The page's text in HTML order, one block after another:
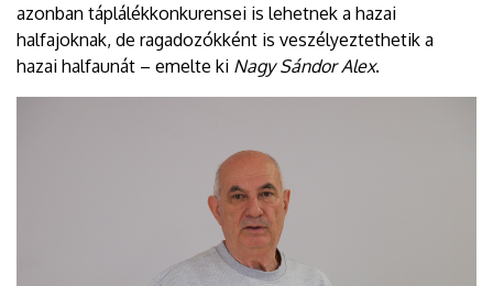
azonban táplálékkonkurensei is lehetnek a hazai
halfajoknak, de ragadozókként is veszélyeztethetik a
hazai halfaunát – emelte ki Nagy Sándor Alex.